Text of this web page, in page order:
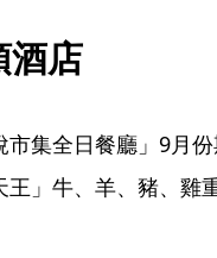
酒店
集全日餐廳」9月
」牛、羊、豬、雞